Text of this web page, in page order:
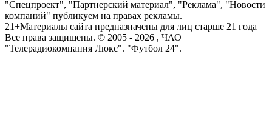
"Спецпроект", "Партнерский материал", "Реклама", "Новости
компаний" публикуем на правах рекламы.
21+Материалы сайта предназначены для лиц старше 21 года
Все права защищены. © 2005 - 2026 , ЧАО
"Телерадиокомпания Люкс". "Футбол 24".